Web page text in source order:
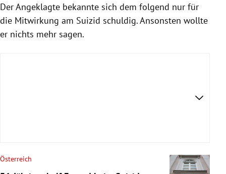
Der Angeklagte bekannte sich dem folgend nur für
die Mitwirkung am Suizid schuldig. Ansonsten wollte
er nichts mehr sagen.
Österreich